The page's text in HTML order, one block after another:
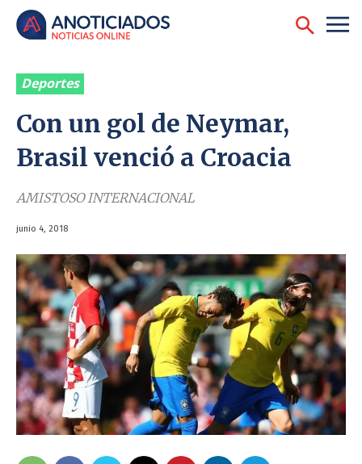
Deportes
Con un gol de Neymar,
Brasil venció a Croacia
AMISTOSO INTERNACIONAL
junio 4, 2018